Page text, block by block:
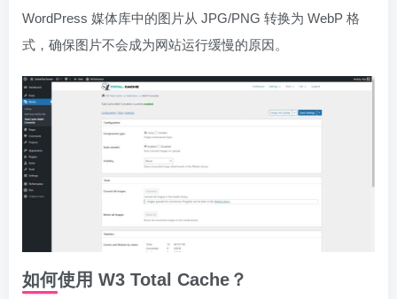
WordPress 媒体库中的图片从 JPG/PNG 转换为 WebP 格
式，确保图片不会成为网站运行缓慢的原因。
如何使用 W3 Total Cache？